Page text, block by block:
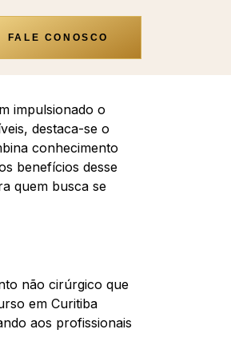
FALE CONOSCO
impulsionado o
destaca-se o
conhecimento
benefícios desse
quem busca se
não cirúrgico que
em Curitiba
aos profissionais